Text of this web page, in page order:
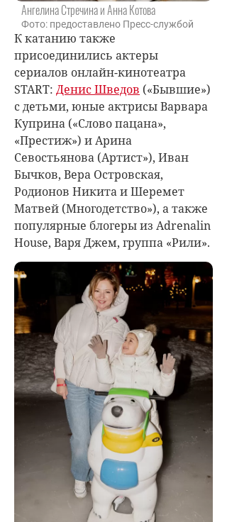
Aнгелина Стречина и Анна Котова
Фото: предоставлено Пресс-службой
К катанию также
присоединились актеры
сериалов онлайн-кинотеатра
START: Денис Шведов («Бывшие»)
с детьми, юные актрисы Варвара
Куприна («Слово пацана»,
«Престиж») и Арина
Севостьянова (Артист»), Иван
Бычков, Вера Островская,
Родионов Никита и Шеремет
Матвей (Многодетство»), а также
популярные блогеры из Adrenalin
House, Варя Джем, группа «Рили».